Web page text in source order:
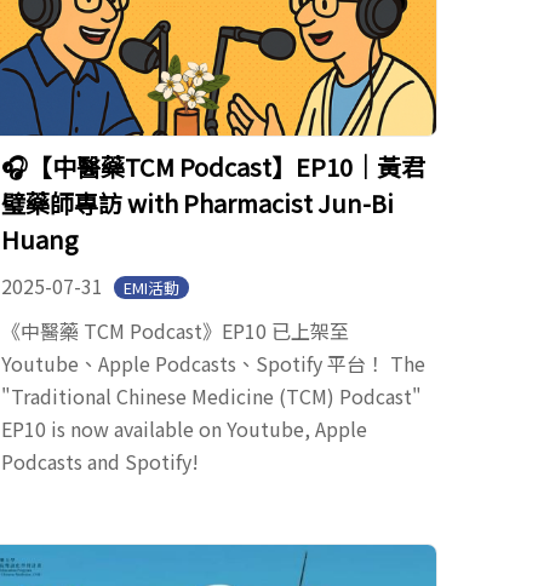
🎧【中醫藥TCM Podcast】EP10｜黃君
璧藥師專訪 with Pharmacist Jun-Bi
Huang
2025-07-31 EMI活動
《中醫藥 TCM Podcast》EP10 已上架至
Youtube、Apple Podcasts、Spotify 平台！ The
"Traditional Chinese Medicine (TCM) Podcast"
EP10 is now available on Youtube, Apple
Podcasts and Spotify!